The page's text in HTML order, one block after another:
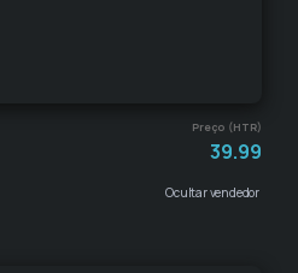
Preço (HTR)
39.99
Ocultar vendedor